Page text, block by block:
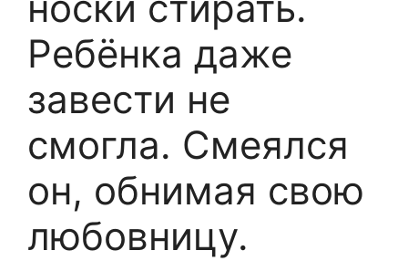
Ребёнка даже
завести не
смогла. Смеялся
он, обнимая свою
любовницу.